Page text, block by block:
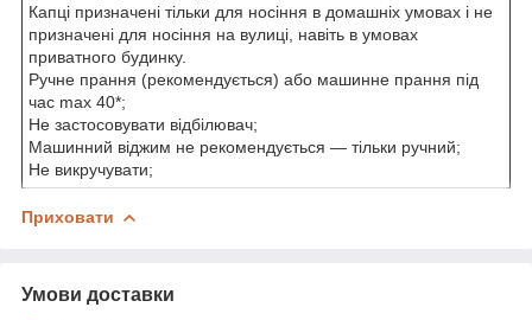
Капці призначені тільки для носіння в домашніх умовах і не
призначені для носіння на вулиці, навіть в умовах
приватного будинку.
Ручне прання (рекомендується) або машинне прання під
час max 40*;
Не застосовувати відбілювач;
Машинний віджим не рекомендується — тільки ручний;
Не викручувати;
Приховати
Умови доставки